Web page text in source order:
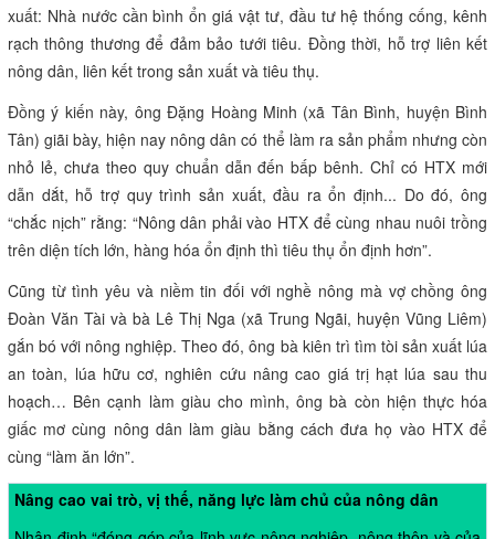
xuất: Nhà nước cần bình ổn giá vật tư, đầu tư hệ thống cống, kênh
rạch thông thương để đảm bảo tưới tiêu. Đồng thời, hỗ trợ liên kết
nông dân, liên kết trong sản xuất và tiêu thụ.
Đồng ý kiến này, ông Đặng Hoàng Minh (xã Tân Bình, huyện Bình
Tân) giãi bày, hiện nay nông dân có thể làm ra sản phẩm nhưng còn
nhỏ lẻ, chưa theo quy chuẩn dẫn đến bấp bênh. Chỉ có HTX mới
dẫn dắt, hỗ trợ quy trình sản xuất, đầu ra ổn định... Do đó, ông
“chắc nịch” rằng: “Nông dân phải vào HTX để cùng nhau nuôi trồng
trên diện tích lớn, hàng hóa ổn định thì tiêu thụ ổn định hơn”.
Cũng từ tình yêu và niềm tin đối với nghề nông mà vợ chồng ông
Đoàn Văn Tài và bà Lê Thị Nga (xã Trung Ngãi, huyện Vũng Liêm)
gắn bó với nông nghiệp. Theo đó, ông bà kiên trì tìm tòi sản xuất lúa
an toàn, lúa hữu cơ, nghiên cứu nâng cao giá trị hạt lúa sau thu
hoạch… Bên cạnh làm giàu cho mình, ông bà còn hiện thực hóa
giấc mơ cùng nông dân làm giàu bằng cách đưa họ vào HTX để
cùng “làm ăn lớn”.
Nâng cao vai trò, vị thế, năng lực làm chủ của nông dân